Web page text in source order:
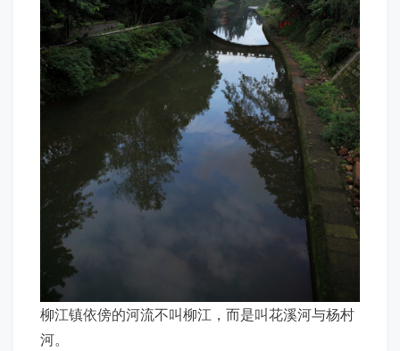
柳江镇依傍的河流不叫柳江，而是叫花溪河与杨村
河。